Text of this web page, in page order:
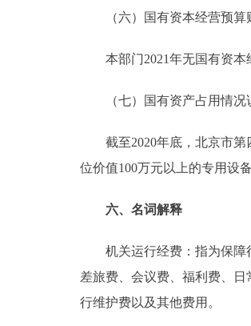
（六）国有资本经营预算
本部门2021年无国有资本
（七）国有资产占用情况
截至2020年底，北京市第四
位价值100万元以上的专用设
六、名词解释
机关运行经费：指为保障行
差旅费、会议费、福利费、
行维护费以及其他费用。